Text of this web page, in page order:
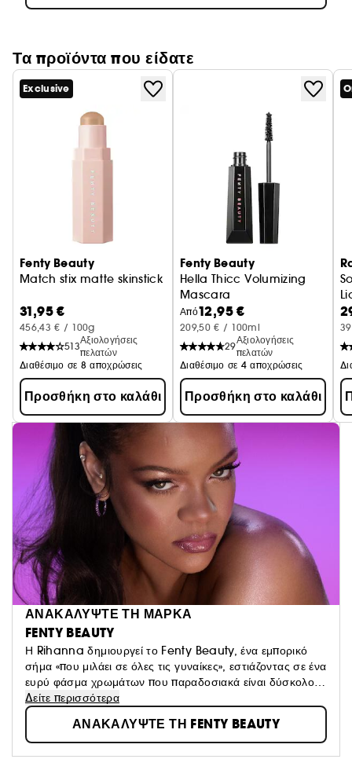
Τα προϊόντα που είδατε
Exclusive
Fenty Beauty
Match stix matte skinstick
31,95 €
456,43 € / 100g
513
Αξιολογήσεις
πελατών
Διαθέσιμο σε 8 αποχρώσεις
Προσθήκη στο καλάθι
Fenty Beauty
Hella Thicc Volumizing
Mascara
Mascara Volume
Από12,95 €
209,50 € / 100ml
29
Αξιολογήσεις
πελατών
Διαθέσιμο σε 4 αποχρώσεις
Προσθήκη στο καλάθι
ΑΝΑΚΑΛΥΨΤΕ ΤΗ ΜΑΡΚΑ
FENTY BEAUTY
Η Rihanna δημιουργεί το Fenty Beauty, ένα εμπορικό
σήμα «που μιλάει σε όλες τις γυναίκες», εστιάζοντας σε ένα
ευρύ φάσμα χρωμάτων που παραδοσιακά είναι δύσκολο
να φτιαχτούν, προσδιορίζοντας καθολικές αποχρώσεις. Το
όραμά του: "Το μακιγιάζ είναι για διασκέδαση και δεν
πρέπει να φοριέται από υποχρέωση, ή να δίνει την
εντύπωση ότι είσαι στολή. Να είσαι ελεύθερος να αδράξεις
ευκαιρίες, να ρισκάρεις, να τολμήσεις κάτι νέο ή
Δείτε περισσότερα
ΑΝΑΚΑΛΥΨΤΕ ΤΗ FENTY BEAUTY